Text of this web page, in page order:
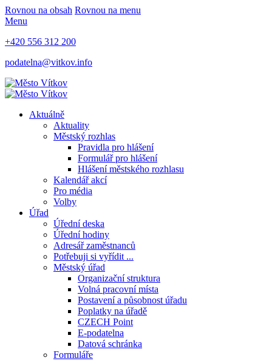
Rovnou na obsah Rovnou na menu
Menu
+420 556 312 200
podatelna@vitkov.info
Aktuálně
Aktuality
Městský rozhlas
Pravidla pro hlášení
Formulář pro hlášení
Hlášení městského rozhlasu
Kalendář akcí
Pro média
Volby
Úřad
Úřední deska
Úřední hodiny
Adresář zaměstnanců
Potřebuji si vyřídit ...
Městský úřad
Organizační struktura
Volná pracovní místa
Postavení a působnost úřadu
Poplatky na úřadě
CZECH Point
E-podatelna
Datová schránka
Formuláře